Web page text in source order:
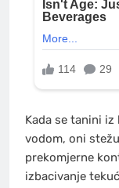
Kada se tanini
vodom, oni
prekomjerne
izbacivanje